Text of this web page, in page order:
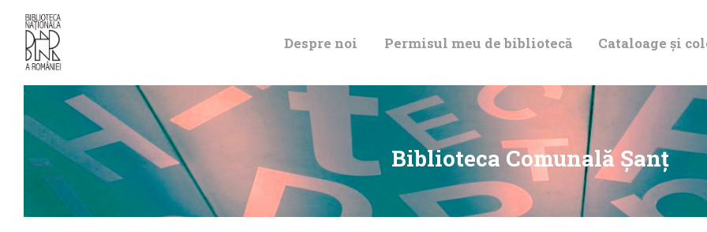
Despre noi Permisul meu de bibliotecă Cataloage și
Biblioteca Comunală Șanț
DE BIBLIOTECĂ
CATALOAGE ȘI
COLECȚII